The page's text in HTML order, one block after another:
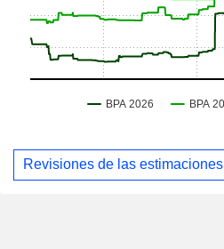
Revisiones de las estimaciones